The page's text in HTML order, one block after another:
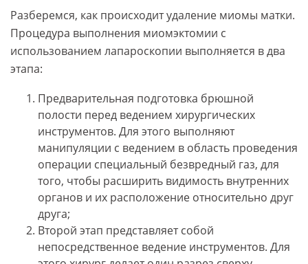
Разберемся, как происходит удаление миомы матки.
Процедура выполнения миомэктомии с
использованием лапароскопии выполняется в два
этапа:
Предварительная подготовка брюшной
полости перед ведением хирургических
инструментов. Для этого выполняют
манипуляции с ведением в область проведения
операции специальный безвредный газ, для
того, чтобы расширить видимость внутренних
органов и их расположение относительно друг
друга;
Второй этап представляет собой
непосредственное ведение инструментов. Для